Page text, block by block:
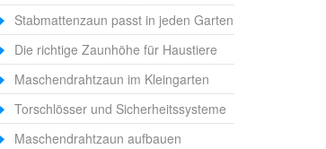
Stabmattenzaun passt in jeden Garten
Die richtige Zaunhöhe für Haustiere
Maschendrahtzaun im Kleingarten
Torschlösser und Sicherheitssysteme
Maschendrahtzaun aufbauen